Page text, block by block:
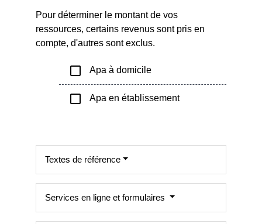
Pour déterminer le montant de vos
ressources, certains revenus sont pris en
compte, d'autres sont exclus.
check_box_outline_blank Apa à domicile
check_box_outline_blank Apa en établissement
Textes de référence
Services en ligne et formulaires